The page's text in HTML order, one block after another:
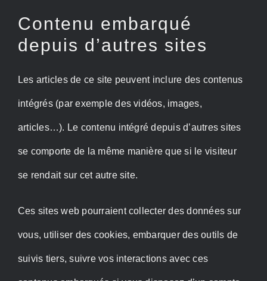
Contenu embarqué
depuis d’autres sites
Les articles de ce site peuvent inclure des contenus
intégrés (par exemple des vidéos, images,
articles…). Le contenu intégré depuis d’autres sites
se comporte de la même manière que si le visiteur
se rendait sur cet autre site.
Ces sites web pourraient collecter des données sur
vous, utiliser des cookies, embarquer des outils de
suivis tiers, suivre vos interactions avec ces